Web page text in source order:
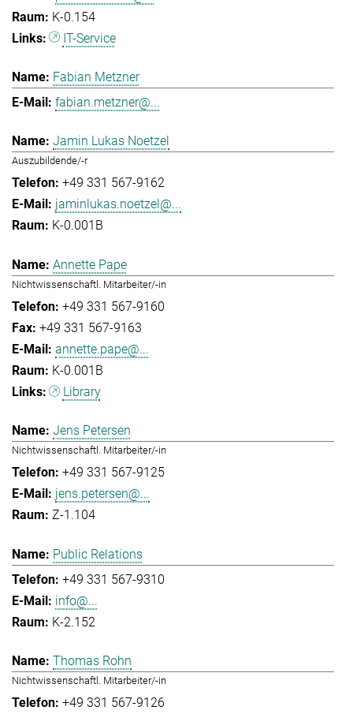
K-0.154
IT-Service
Fabian Metzner
fabian.metzner@...
Jamin Lukas Noetzel
Auszubildende/-r
+49 331 567-9162
jaminlukas.noetzel@...
K-0.001B
Annette Pape
Nichtwissenschaftl. Mitarbeiter/-in
+49 331 567-9160
+49 331 567-9163
annette.pape@...
K-0.001B
Library
Jens Petersen
Nichtwissenschaftl. Mitarbeiter/-in
+49 331 567-9125
jens.petersen@...
Z-1.104
Public Relations
+49 331 567-9310
info@...
K-2.152
Thomas Rohn
Nichtwissenschaftl. Mitarbeiter/-in
+49 331 567-9126